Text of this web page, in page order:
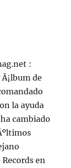
:
de
la ayuda
cambiado
en